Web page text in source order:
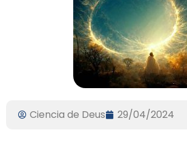
Ciencia de Deus 29/04/2024